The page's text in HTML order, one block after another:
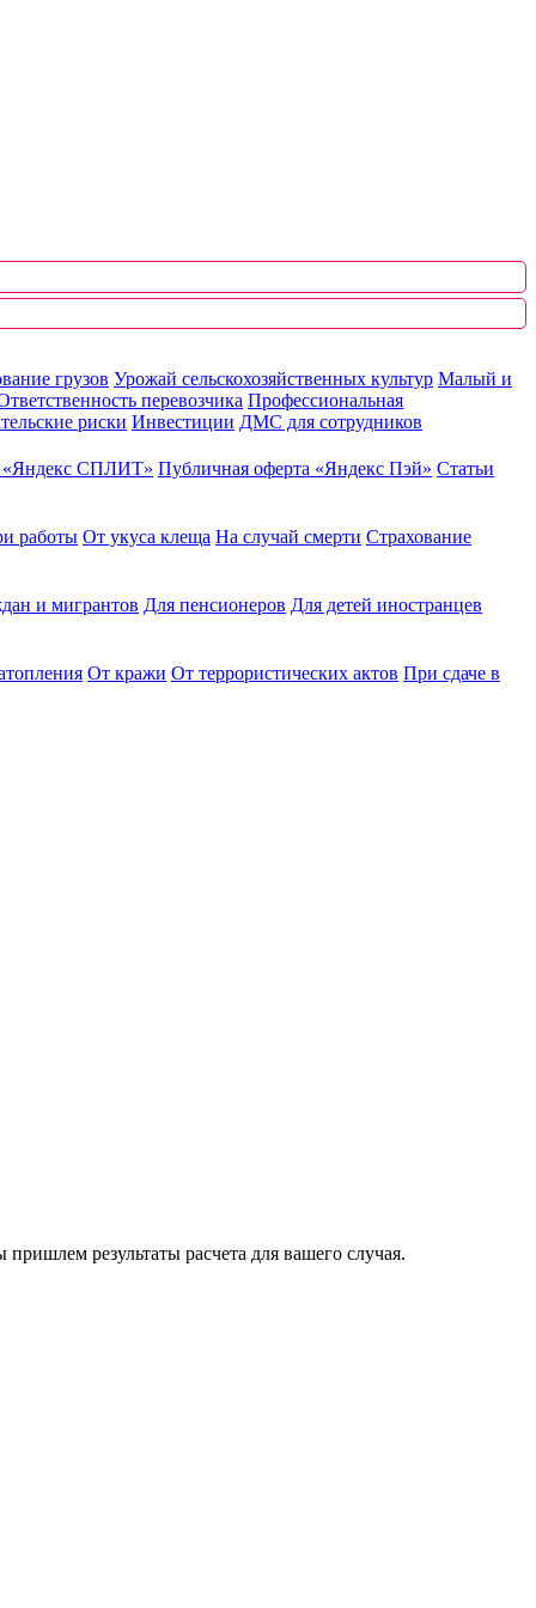
грузов Урожай сельскохозяйственных культур Малый и
перевозчика Профессиональная
риски Инвестиции ДМС для сотрудников
«Яндекс СПЛИТ» Публичная оферта «Яндекс Пэй» Статьи
работы От укуса клеща На случай смерти Страхование
и мигрантов Для пенсионеров Для детей иностранцев
От кражи От террористических актов При сдаче в
результаты расчета для вашего случая.